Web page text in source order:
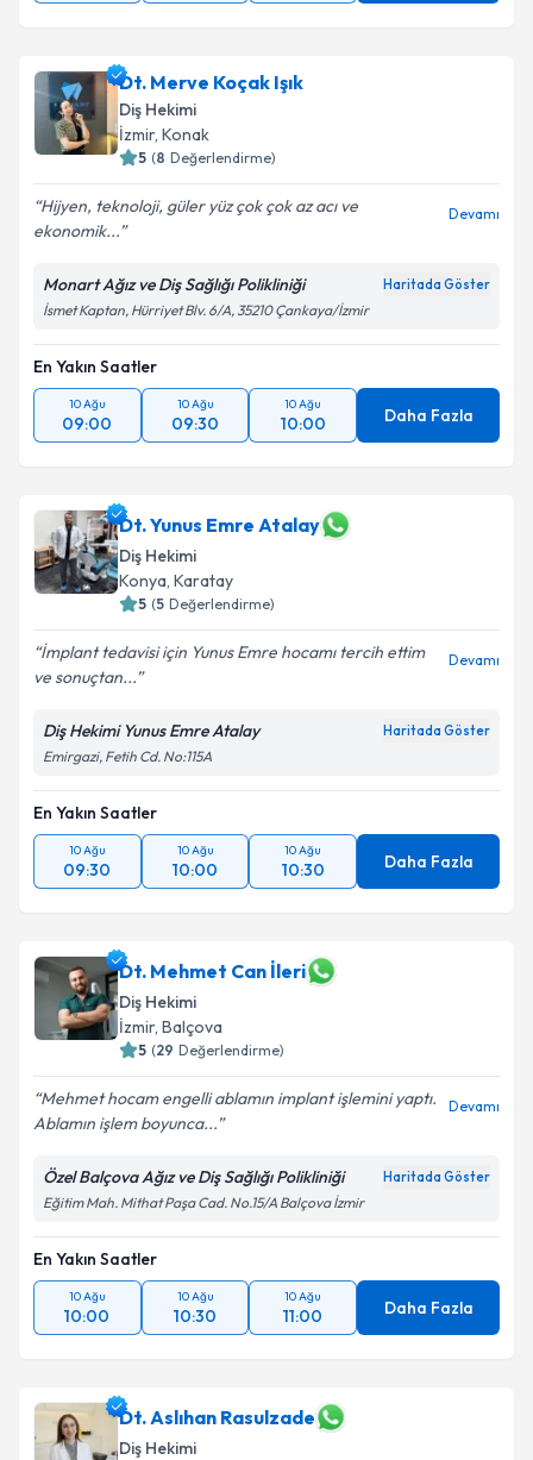
Dt. Merve Koçak Işık
Diş Hekimi
İzmir, Konak
5 (8 Değerlendirme)
Hijyen, teknoloji, güler yüz çok çok az acı ve
ekonomik...
Devamı
Monart Ağız ve Diş Sağlığı Polikliniği Haritada Göster
İsmet Kaptan, Hürriyet Blv. 6/A, 35210 Çankaya/İzmir
En Yakın Saatler
10 Ağu
09:00
10 Ağu
09:30
10 Ağu
10:00 Daha Fazla
Dt. Yunus Emre Atalay
Diş Hekimi
Konya, Karatay
5 (5 Değerlendirme)
İmplant tedavisi için Yunus Emre hocamı tercih ettim
ve sonuçtan...
Devamı
Diş Hekimi Yunus Emre Atalay Haritada Göster
Emirgazi, Fetih Cd. No:115A
En Yakın Saatler
10 Ağu
09:30
10 Ağu
10:00
10 Ağu
10:30 Daha Fazla
Dt. Mehmet Can İleri
Diş Hekimi
İzmir, Balçova
5 (29 Değerlendirme)
Mehmet hocam engelli ablamın implant işlemini yaptı.
Ablamın işlem boyunca...
Devamı
Özel Balçova Ağız ve Diş Sağlığı Polikliniği Haritada Göster
Eğitim Mah. Mithat Paşa Cad. No.15/A Balçova İzmir
En Yakın Saatler
10 Ağu
10:00
10 Ağu
10:30
10 Ağu
11:00 Daha Fazla
Dt. Aslıhan Rasulzade
Diş Hekimi